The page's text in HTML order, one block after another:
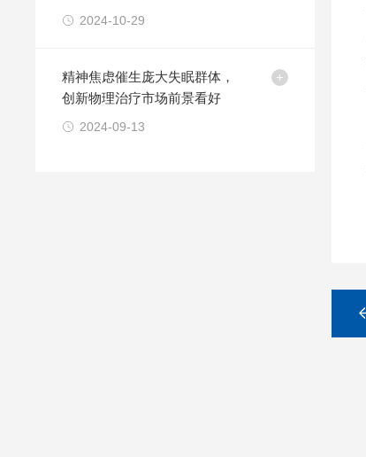
2024-10-29
精神焦虑催生庞大失眠群体，
创新物理治疗市场前景看好
2024-09-13